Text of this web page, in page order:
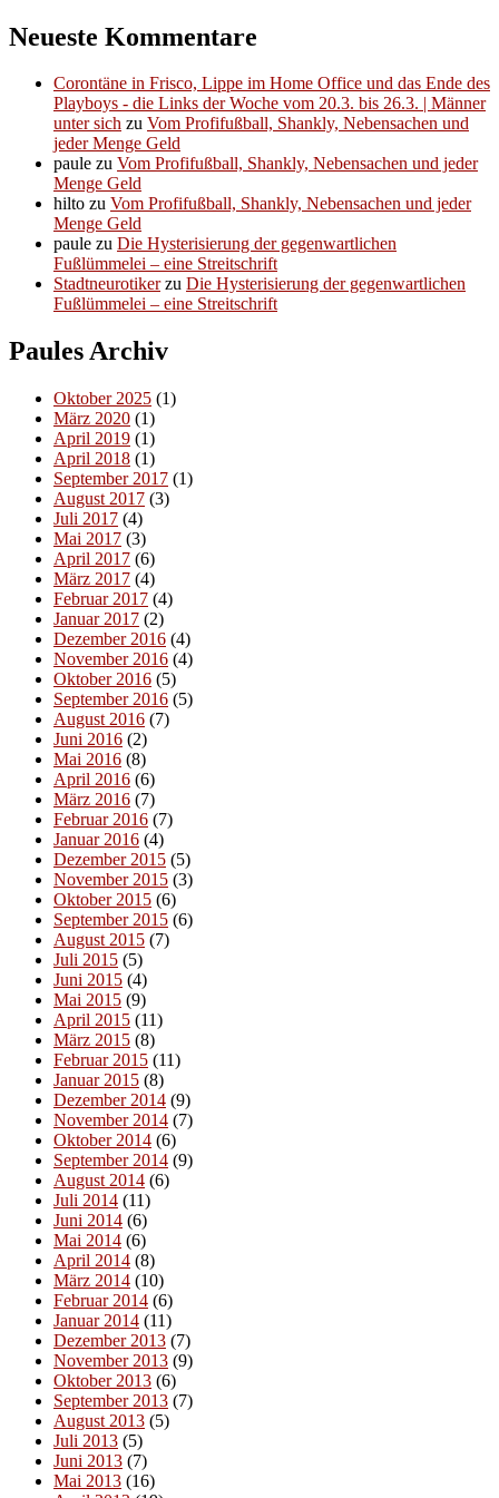
Neueste Kommentare
Corontäne in Frisco, Lippe im Home Office und das Ende des
Playboys - die Links der Woche vom 20.3. bis 26.3. | Männer
unter sich zu Vom Profifußball, Shankly, Nebensachen und
jeder Menge Geld
paule zu Vom Profifußball, Shankly, Nebensachen und jeder
Menge Geld
hilto zu Vom Profifußball, Shankly, Nebensachen und jeder
Menge Geld
paule zu Die Hysterisierung der gegenwartlichen
Fußlümmelei – eine Streitschrift
Stadtneurotikerzu Die Hysterisierung der gegenwartlichen
Fußlümmelei – eine Streitschrift
Paules Archiv
Oktober 2025 (1)
März 2020 (1)
April 2019 (1)
April 2018 (1)
September 2017 (1)
August 2017 (3)
Juli 2017 (4)
Mai 2017 (3)
April 2017 (6)
März 2017 (4)
Februar 2017 (4)
Januar 2017 (2)
Dezember 2016 (4)
November 2016 (4)
Oktober 2016 (5)
September 2016 (5)
August 2016 (7)
Juni 2016 (2)
Mai 2016 (8)
April 2016 (6)
März 2016 (7)
Februar 2016 (7)
Januar 2016 (4)
Dezember 2015 (5)
November 2015 (3)
Oktober 2015 (6)
September 2015 (6)
August 2015 (7)
Juli 2015 (5)
Juni 2015 (4)
Mai 2015 (9)
April 2015 (11)
März 2015 (8)
Februar 2015 (11)
Januar 2015 (8)
Dezember 2014 (9)
November 2014 (7)
Oktober 2014 (6)
September 2014 (9)
August 2014 (6)
Juli 2014 (11)
Juni 2014 (6)
Mai 2014 (6)
April 2014 (8)
März 2014 (10)
Februar 2014 (6)
Januar 2014 (11)
Dezember 2013 (7)
November 2013 (9)
Oktober 2013 (6)
September 2013 (7)
August 2013 (5)
Juli 2013 (5)
Juni 2013 (7)
Mai 2013 (16)